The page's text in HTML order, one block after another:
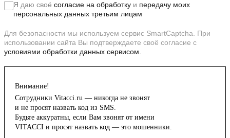
Я даю своё согласие на обработку и передачу моих
персональных данных третьим лицам
Для безопасности мы используем сервис SmartCaptcha. При
использовании сайта Вы подтверждаете своё согласие с
условиями обработки данных сервисом.
Внимание!
Сотрудники Vitacci.ru — никогда не звонят
и не просят назвать код из SMS.
Будьте аккуратны, если Вам звонят от имени
VITACCI и просят назвать код — это мошенники.